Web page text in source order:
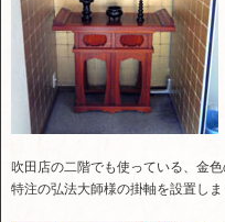
吹田店の二階でも使っている、金色
特注の弘法大師様の掛軸を設置しま